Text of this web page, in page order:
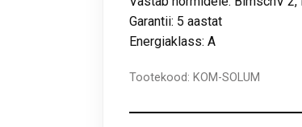
Garantii: 5 aastat
Energiaklass: A
Tootekood:KOM-SOLUM